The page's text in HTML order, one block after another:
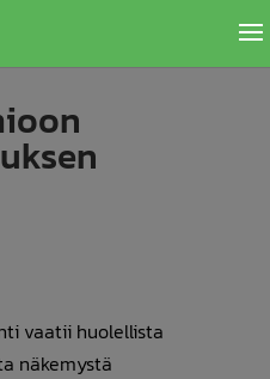
vaatii huolellista
näkemystä